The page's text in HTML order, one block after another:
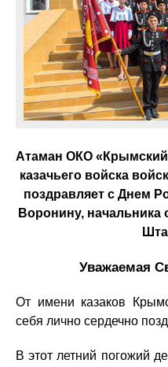
Атаман ОКО «Крымский
казачьего войска
поздравляет с Днем
Воронину, начальника
Уважаемая
От имени казаков
себя лично сердечно
В этот летний погожий